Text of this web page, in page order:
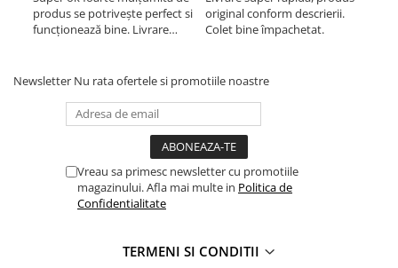
iPhone 13 Mini
iPhone 13 Pro
iPhone 14
iPhone 14 Plus
iPhone 14 Pro
iPhone 15
iPhone 15 Plus
produs se potrivește perfect si
funcționează bine. Livrare
original conform descrierii.
Colet bine împachetat.
Newsletter Nu rata ofertele si promotiile noastre
Vreau sa primesc newsletter cu promotiile
magazinului. Afla mai multe in Politica de
Confidentialitate
TERMENI SI CONDITII